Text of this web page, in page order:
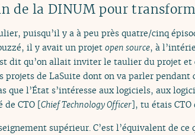
de la DINUM pour
puisqu’il y a à peu près quatre/cinq
il y avait un projet open source, à
dit qu’on allait inviter le taulier du projet et
de LaSuite dont on va parler pendant
l’État s’intéresse aux logiciels, aux
de CTO [Chief Technology Officer], tu étais CTO
supérieur. C’est l’équivalent de ce